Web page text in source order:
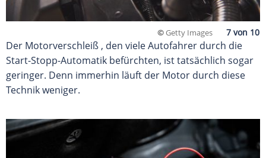
©Getty Images
Der Motorverschleiß , den viele Autofahrer durch die
Start-Stopp-Automatik befürchten, ist tatsächlich sogar
geringer. Denn immerhin läuft der Motor durch diese
Technik weniger.